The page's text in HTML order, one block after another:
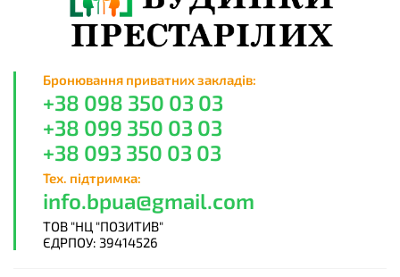
Бронювання приватних закладів:
+38 098 350 03 03
+38 099 350 03 03
+38 093 350 03 03
Тех. підтримка:
info.bpua@gmail.com
ТОВ "НЦ "ПОЗИТИВ"
ЄДРПОУ: 39414526